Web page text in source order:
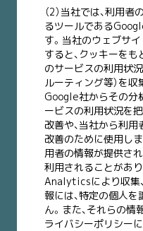
（2）当社では、利用
るツールである
す。当社のウェブサ
すると、クッキーを
のサービスの利用状況
ルーティング等）を収
Google社からその分
ービスの利用状況を
改善や、当社から利
改善のために使用し
用者の情報が提供さ
利用されることがあ
Analyticsにより収集
報には、特定の個人
ん。また、それらの
ライバシーポリシー